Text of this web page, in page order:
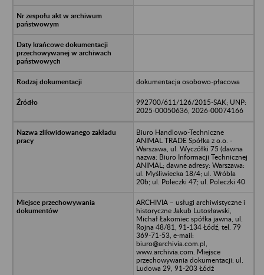
dokumentacja osobowo-płacowa
992700/611/126/2015-SAK; UNP:
2025-00050636, 2026-00074166
Biuro Handlowo-Techniczne
ANIMAL TRADE Spółka z o.o. -
Warszawa, ul. Wyczółki 75 (dawna
nazwa: Biuro Informacji Technicznej
ANIMAL; dawne adresy: Warszawa:
ul. Myśliwiecka 18/4; ul. Wróbla
20b; ul. Poleczki 47; ul. Poleczki 40
ARCHIVIA – usługi archiwistyczne i
historyczne Jakub Lutosławski,
Michał Łakomiec spółka jawna, ul.
Rojna 48/81, 91-134 Łódź, tel. 79
369-71-53, e-mail:
biuro@archivia.com.pl,
www.archivia.com. Miejsce
przechowywania dokumentacji: ul.
Ludowa 29, 91-203 Łódź